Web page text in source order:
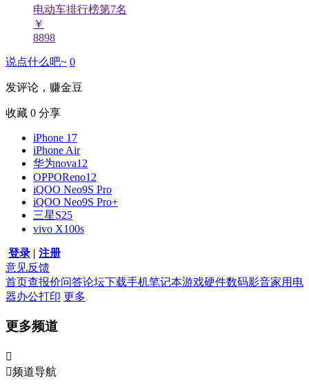
电动车排行榜第7名
￥
8898
说点什么吧~ 0
发评论，赚金豆
收藏 0 分享
iPhone 17
iPhone Air
华为nova12
OPPOReno12
iQOO Neo9S Pro
iQOO Neo9S Pro+
三星S25
vivo X100s
登录 | 注册
意见反馈
首页查报价问答论坛下载手机笔记本游戏硬件数码影音家用电
器办公打印 更多
更多频道

频道导航